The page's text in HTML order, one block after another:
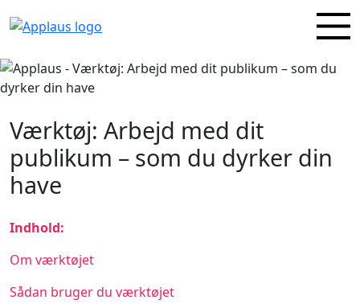
Værktøj: Arbejd med dit
publikum – som du dyrker din
have
Indhold:
Om værktøjet
Sådan bruger du værktøjet